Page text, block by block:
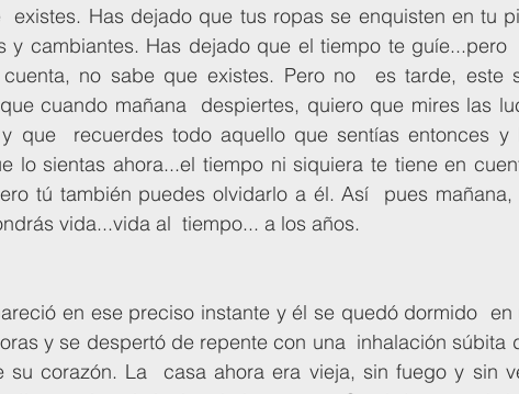
existes. Has dejado que tus ropas se enquisten en tu
y cambiantes. Has dejado que el tiempo te guíe...pero
no sabe que existes. Pero no  es tarde, este
cuando mañana  despiertes, quiero que mires las
que  recuerdes todo aquello que sentías entonces y
lo sientas ahora...el tiempo ni siquiera te tiene en
tú también puedes olvidarlo a él. Así  pues
vida...vida al  tiempo... a los años.
y se despertó de repente con una  inhalación súbita
su corazón. La  casa ahora era vieja, sin fuego y sin